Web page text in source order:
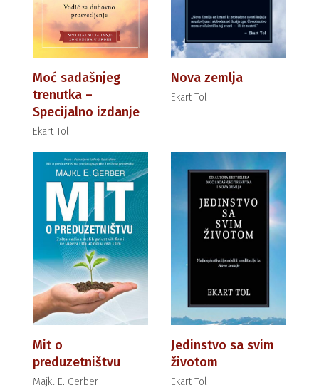
Moć sadašnjeg
trenutka –
Specijalno izdanje
Ekart Tol
Nova zemlja
Ekart Tol
Mit o
preduzetništvu
Majkl E. Gerber
Jedinstvo sa svim
životom
Ekart Tol